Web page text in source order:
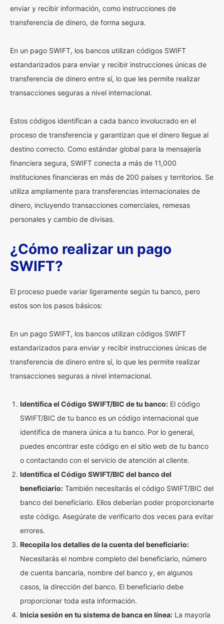
enviar y recibir información, como instrucciones de
transferencia de dinero, de forma segura.
En un pago SWIFT, los bancos utilizan códigos SWIFT
estandarizados para enviar y recibir instrucciones únicas de
transferencia de dinero entre sí, lo que les permite realizar
transacciones seguras a nivel internacional.
Estos códigos identifican a cada banco involucrado en el
proceso de transferencia y garantizan que el dinero llegue al
destino correcto. Como estándar global para la mensajería
financiera segura, SWIFT conecta a más de 11,000
instituciones financieras en más de 200 países y territorios. Se
utiliza ampliamente para transferencias internacionales de
dinero, incluyendo transacciones comerciales, remesas
personales y cambio de divisas.
¿Cómo realizar un pago
SWIFT?
El proceso puede variar ligeramente según tu banco, pero
estos son los pasos básicos:
En un pago SWIFT, los bancos utilizan códigos SWIFT
estandarizados para enviar y recibir instrucciones únicas de
transferencia de dinero entre sí, lo que les permite realizar
transacciones seguras a nivel internacional.
Identifica el Código SWIFT/BIC de tu banco: El código
SWIFT/BIC de tu banco es un código internacional que
identifica de manera única a tu banco. Por lo general,
puedes encontrar este código en el sitio web de tu banco
o contactando con el servicio de atención al cliente.
Identifica el Código SWIFT/BIC del banco del
beneficiario: También necesitarás el código SWIFT/BIC del
banco del beneficiario. Ellos deberían poder proporcionarte
este código. Asegúrate de verificarlo dos veces para evitar
errores.
Recopila los detalles de la cuenta del beneficiario:
Necesitarás el nombre completo del beneficiario, número
de cuenta bancaria, nombre del banco y, en algunos
casos, la dirección del banco. El beneficiario debe
proporcionar toda esta información.
Inicia sesión en tu sistema de banca en línea: La mayoría